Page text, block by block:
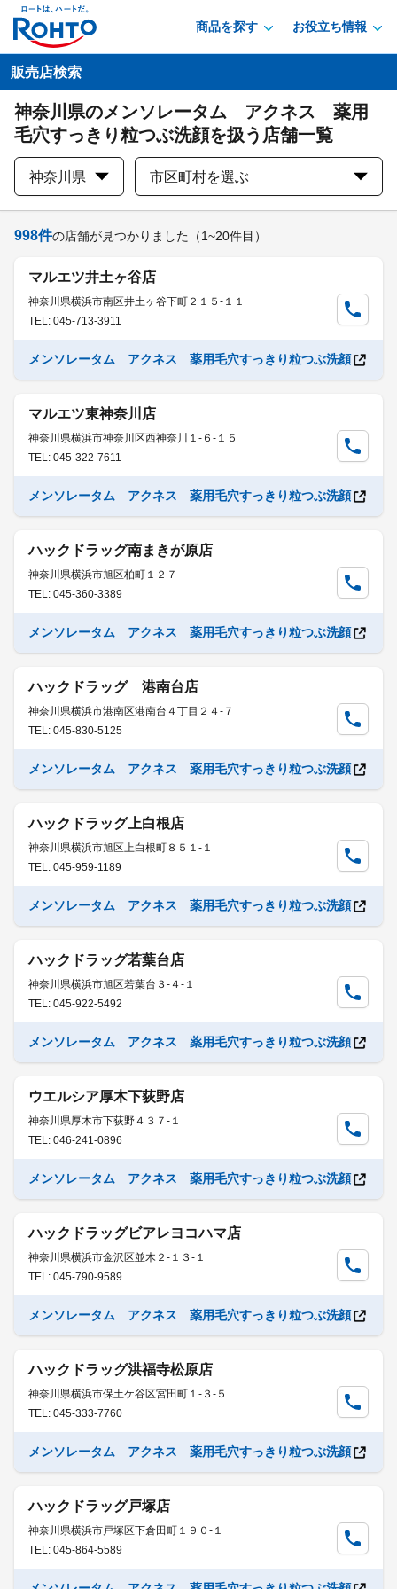
商品を探す お役立ち情報
販売店検索
神奈川県のメンソレータム アクネス 薬用
毛穴すっきり粒つぶ洗顔を扱う店舗一覧
神奈川県 市区町村を選ぶ
998件の店舗が見つかりました （1~20件目）
マルエツ井土ヶ谷店
神奈川県横浜市南区井土ヶ谷下町２１５-１１
TEL: 045-713-3911
メンソレータム アクネス 薬用毛穴すっきり粒つぶ洗顔
マルエツ東神奈川店
神奈川県横浜市神奈川区西神奈川１-６-１５
TEL: 045-322-7611
メンソレータム アクネス 薬用毛穴すっきり粒つぶ洗顔
ハックドラッグ南まきが原店
神奈川県横浜市旭区柏町１２７
TEL: 045-360-3389
メンソレータム アクネス 薬用毛穴すっきり粒つぶ洗顔
ハックドラッグ 港南台店
神奈川県横浜市港南区港南台４丁目２４-７
TEL: 045-830-5125
メンソレータム アクネス 薬用毛穴すっきり粒つぶ洗顔
ハックドラッグ上白根店
神奈川県横浜市旭区上白根町８５１-１
TEL: 045-959-1189
メンソレータム アクネス 薬用毛穴すっきり粒つぶ洗顔
ハックドラッグ若葉台店
神奈川県横浜市旭区若葉台３-４-１
TEL: 045-922-5492
メンソレータム アクネス 薬用毛穴すっきり粒つぶ洗顔
ウエルシア厚木下荻野店
神奈川県厚木市下荻野４３７-１
TEL: 046-241-0896
メンソレータム アクネス 薬用毛穴すっきり粒つぶ洗顔
ハックドラッグビアレヨコハマ店
神奈川県横浜市金沢区並木２-１３-１
TEL: 045-790-9589
メンソレータム アクネス 薬用毛穴すっきり粒つぶ洗顔
ハックドラッグ洪福寺松原店
神奈川県横浜市保土ケ谷区宮田町１-３-５
TEL: 045-333-7760
メンソレータム アクネス 薬用毛穴すっきり粒つぶ洗顔
ハックドラッグ戸塚店
神奈川県横浜市戸塚区下倉田町１９０-１
TEL: 045-864-5589